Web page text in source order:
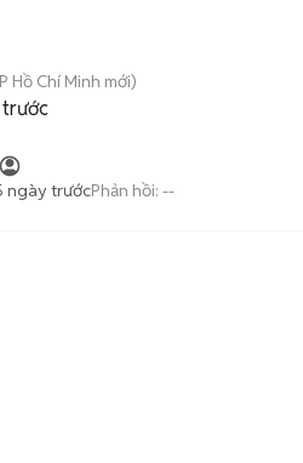
Hồ Chí Minh mới)
trước
ngày trướcPhản hồi: --